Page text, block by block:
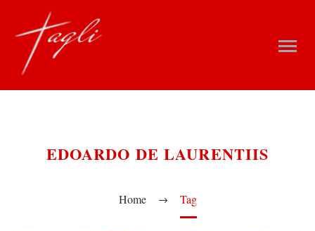
EDOARDO DE LAURENTIIS
Home Tag